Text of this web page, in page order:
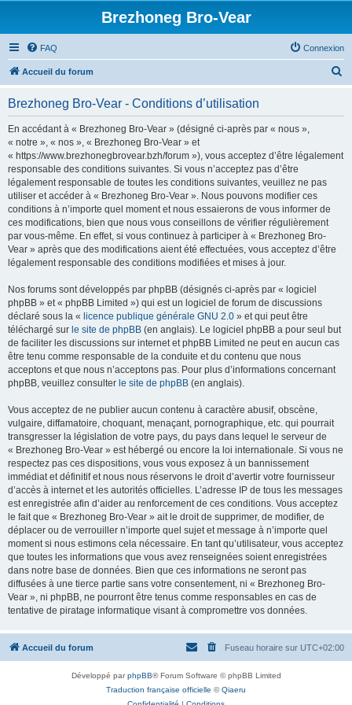
Brezhoneg Bro-Vear
FAQ Connexion
Accueil du forum
Brezhoneg Bro-Vear - Conditions d’utilisation
En accédant à « Brezhoneg Bro-Vear » (désigné ci-après par « nous »,
« notre », « nos », « Brezhoneg Bro-Vear » et
« https://www.brezhonegbrovear.bzh/forum »), vous acceptez d’être légalement
responsable des conditions suivantes. Si vous n’acceptez pas d’être
légalement responsable de toutes les conditions suivantes, veuillez ne pas
utiliser et accéder à « Brezhoneg Bro-Vear ». Nous pouvons modifier ces
conditions à n’importe quel moment et nous essaierons de vous informer de
ces modifications, bien que nous vous conseillons de vérifier régulièrement
par vous-même. En effet, si vous continuez à participer à « Brezhoneg Bro-
Vear » après que des modifications aient été effectuées, vous acceptez d’être
légalement responsable des conditions modifiées et mises à jour.
Nos forums sont développés par phpBB (désignés ci-après par « logiciel
phpBB » et « phpBB Limited ») qui est un logiciel de forum de discussions
déclaré sous la « licence publique générale GNU 2.0 » et qui peut être
téléchargé sur le site de phpBB (en anglais). Le logiciel phpBB a pour seul but
de faciliter les discussions sur internet et phpBB Limited ne peut en aucun cas
être tenu comme responsable de la conduite et du contenu que nous
acceptons et que nous n’acceptons pas. Pour plus d’informations concernant
phpBB, veuillez consulter le site de phpBB (en anglais).
Vous acceptez de ne publier aucun contenu à caractère abusif, obscène,
vulgaire, diffamatoire, choquant, menaçant, pornographique, etc. qui pourrait
transgresser la législation de votre pays, du pays dans lequel le serveur de
« Brezhoneg Bro-Vear » est hébergé ou encore la loi internationale. Si vous ne
respectez pas ces dispositions, vous vous exposez à un bannissement
immédiat et définitif et nous nous réservons le droit d’avertir votre fournisseur
d’accès à internet et les autorités officielles. L’adresse IP de tous les messages
est enregistrée afin d’aider au renforcement de ces conditions. Vous acceptez
le fait que « Brezhoneg Bro-Vear » ait le droit de supprimer, de modifier, de
déplacer ou de verrouiller n’importe quel sujet et message à n’importe quel
moment si nous estimons cela nécessaire. En tant qu’utilisateur, vous acceptez
que toutes les informations que vous avez renseignées soient enregistrées
dans notre base de données. Bien que ces informations ne seront pas
diffusées à une tierce partie sans votre consentement, ni « Brezhoneg Bro-
Vear », ni phpBB, ne pourront être tenus comme responsables en cas de
tentative de piratage informatique visant à compromettre vos données.
Accueil du forum Fuseau horaire sur UTC+02:00
Développé parphpBB® Forum Software © phpBB Limited
Traduction française officielle ©Qiaeru